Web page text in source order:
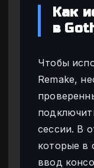
Как
в
Чтобы
Remake,
сессии. В
которые в
ввод